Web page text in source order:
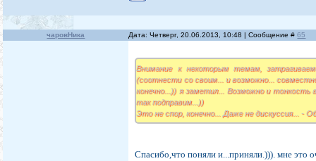
чаровНика Дата: Четверг, 20.06.2013, 10:48 | Сообщение #65
Внимание к некоторым темам,
(соотнести со своим... и возможно...
конечно...)) я заметил... Возможно и тонкость
так подправим...))
Это не спор, конечно... Даже не дискуссия... -
Спасибо,что поняли и...приняли.))). мне это